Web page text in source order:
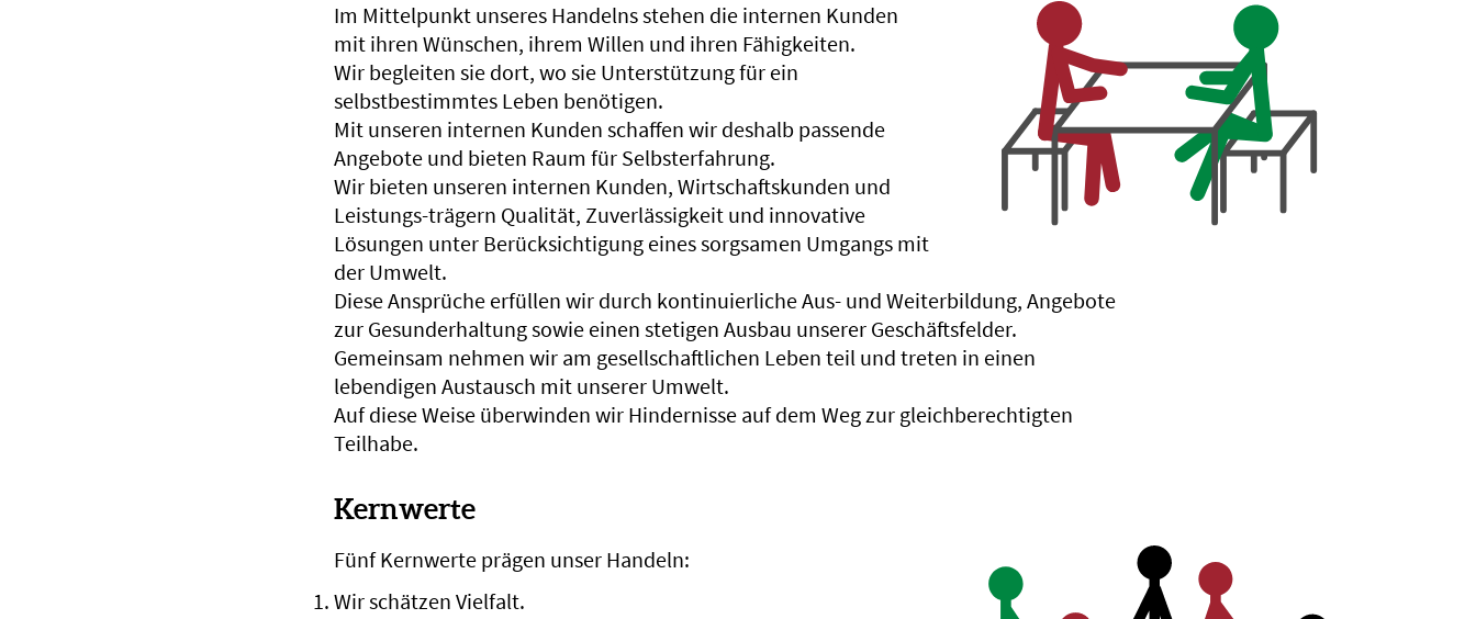
Im Mittelpunkt unseres Handelns stehen die internen Kunden
mit ihren Wünschen, ihrem Willen und ihren Fähigkeiten.
Wir begleiten sie dort, wo sie Unterstützung für ein
selbstbestimmtes Leben benötigen.
Mit unseren internen Kunden schaffen wir deshalb passende
Angebote und bieten Raum für Selbsterfahrung.
Wir bieten unseren internen Kunden, Wirtschaftskunden und
Leistungs-trägern Qualität, Zuverlässigkeit und innovative
Lösungen unter Berücksichtigung eines sorgsamen Umgangs mit
der Umwelt.
Diese Ansprüche erfüllen wir durch kontinuierliche Aus- und Weiterbildung, Angebote
zur Gesunderhaltung sowie einen stetigen Ausbau unserer Geschäftsfelder.
Gemeinsam nehmen wir am gesellschaftlichen Leben teil und treten in einen
lebendigen Austausch mit unserer Umwelt.
Auf diese Weise überwinden wir Hindernisse auf dem Weg zur gleichberechtigten
Teilhabe.
Kernwerte
Fünf Kernwerte prägen unser Handeln:
Wir schätzen Vielfalt.